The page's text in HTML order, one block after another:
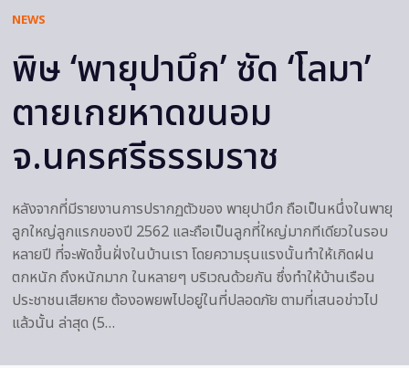
NEWS
พิษ ‘พายุปาบึก’ ซัด ‘โลมา’
ตายเกยหาดขนอม
จ.นครศรีธรรมราช
หลังจากที่มีรายงานการปรากฏตัวของ พายุปาบึก ถือเป็นหนึ่งในพายุ
ลูกใหญ่ลูกแรกของปี 2562 และถือเป็นลูกที่ใหญ่มากทีเดียวในรอบ
หลายปี ที่จะพัดขึ้นฝั่งในบ้านเรา โดยความรุนแรงนั้นทำให้เกิดฝน
ตกหนัก ถึงหนักมาก ในหลายๆ บริเวณด้วยกัน ซึ่งทำให้บ้านเรือน
ประชาชนเสียหาย ต้องอพยพไปอยู่ในที่ปลอดภัย ตามที่เสนอข่าวไป
แล้วนั้น ล่าสุด (5…